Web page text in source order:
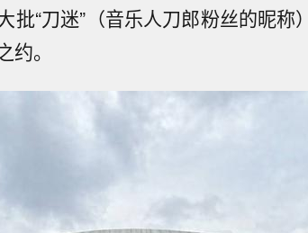
批“刀迷”（音乐人刀郎粉丝的昵称
。